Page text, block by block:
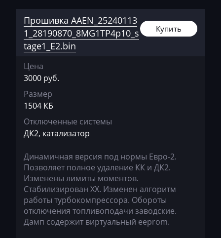
Deutz
Dewulf
Dodge
Dongfeng
Doppstadt
EcoLog
Eggersmann
Exeed
Extreme moto
Прошивка AAEN_25240113
1_28190870_8MG1TP4p10_s
tage1_E2.bin
Купить
Цена
3000 руб.
Размер
1504 КБ
Отключенные системы
ДК2, катализатор
Динамичная версия под нормы Евро-2.
Позволяет полное удаление КК и ДК2.
Изменены лимиты моментов.
Стабилизирован ХХ. Изменен алгоритм
работы турбокомпрессора. Обороты
отключения топливоподачи заводские.
Дамп содержит виртуальный eeprom.